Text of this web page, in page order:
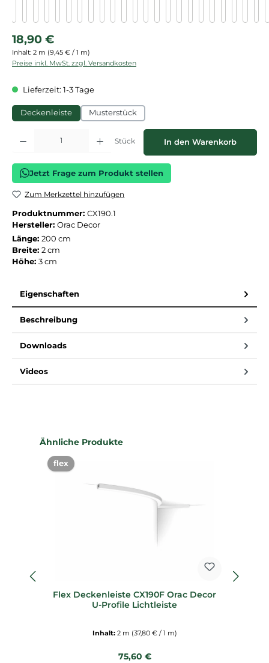
Regulärer Preis:
18,90 €
Inhalt: 2 m (9,45 € / 1 m)
Preise inkl. MwSt. zzgl. Versandkosten
Lieferzeit: 1-3 Tage
Deckenleiste Musterstück
Produkt Anzahl: Gib den gewünschten Wert ein oder benutze die
Stück In den Warenkorb
Jetzt Frage zum Produkt stellen
Zum Merkzettel hinzufügen
Produktnummer: CX190.1
Hersteller: Orac Decor
Länge: 200 cm
Breite: 2 cm
Höhe: 3 cm
Eigenschaften
Beschreibung
Downloads
Videos
Produktgalerie überspringen
Ähnliche Produkte
flex
Flex Deckenleiste CX190F Orac Decor
U-Profile Lichtleiste
Inhalt: 2 m (37,80 € / 1 m)
Regulärer Preis:
75,60 €